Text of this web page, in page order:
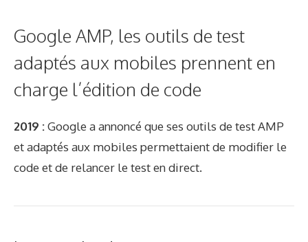
Google AMP, les outils de test
adaptés aux mobiles prennent en
charge l’édition de code
2019 :Google a annoncé que ses outils de test AMP
et adaptés aux mobiles permettaient de modifier le
code et de relancer le test en direct.